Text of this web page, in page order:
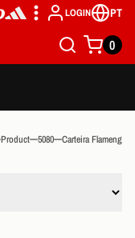
LOGIN PT
0
Product 5080 Carteira Flamengo